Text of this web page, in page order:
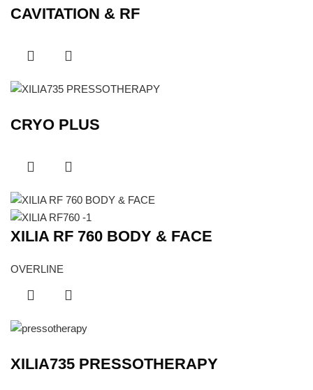
CAVITATION & RF
CRYO PLUS
XILIA RF 760 BODY & FACE
OVERLINE
XILIA735 PRESSOTHERAPY